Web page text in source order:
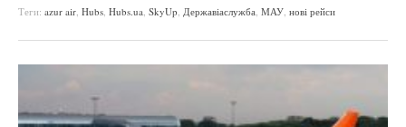
Теги: azur air Hubs Hubs.ua SkyUp Державіаслужба МАУ нові рейси